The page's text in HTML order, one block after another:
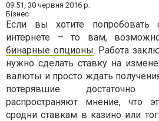
09:51, 30 червня 2016 р.
Бізнес
Если вы хотите попробовать
интернете – то вам,
бинарные опционы. Работа
нужно сделать ставку на
валюты и просто ждать
потерявшие
распространяют мнение, что
сродни ставкам в казино или